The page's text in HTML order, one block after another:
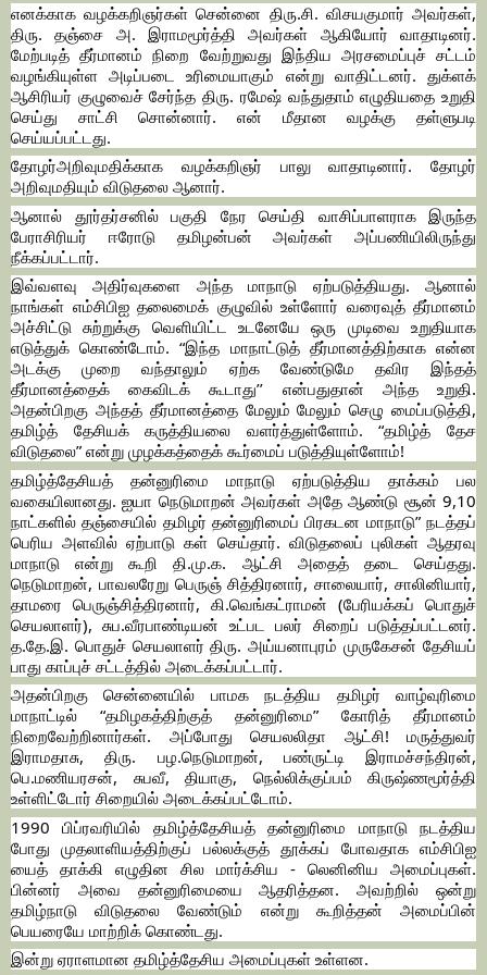
எனக்காக வழக்கறிஞர்கள் சென்னை திரு.சி. விசயகுமார் அவர்கள்,
திரு. தஞ்சை அ. இராமமூர்த்தி அவர்கள் ஆகியோர் வாதாடினர்.
மேற்படித் தீர்மானம் நிறை வேற்றுவது இந்திய அரசமைப்புச் சட்டம்
வழங்கியுள்ள அடிப்படை உரிமையாகும் என்று வாதிட்டனர். துக்ளக்
ஆசிரியர் குழுவைச் சேர்ந்த திரு. ரமேஷ் வந்துதாம் எழுதியதை உறுதி
செய்து சாட்சி சொன்னார். என் மீதான வழக்கு தள்ளுபடி
செய்யப்பட்டது.
தோழர்அறிவுமதிக்காக வழக்கறிஞர் பாலு வாதாடினார். தோழர்
அறிவுமதியும் விடுதலை ஆனார்.
ஆனால் தூர்தர்சனில் பகுதி நேர செய்தி வாசிப்பாளராக இருந்த
பேராசிரியர் ஈரோடு தமிழன்பன் அவர்கள் அப்பணியிலிருந்து
நீக்கப்பட்டார்.
இவ்வளவு அதிர்வுகளை அந்த மாநாடு ஏற்படுத்தியது. ஆனால்
நாங்கள் எம்சிபிஐ தலைமைக் குழுவில் உள்ளோர் வரைவுத் தீர்மானம்
அச்சிட்டு சுற்றுக்கு வெளியிட்ட உடனேயே ஒரு முடிவை உறுதியாக
எடுத்துக் கொண்டோம். “இந்த மாநாட்டுத் தீர்மானத்திற்காக என்ன
அடக்கு முறை வந்தாலும் ஏற்க வேண்டுமே தவிர இந்தத்
தீர்மானத்தைக் கைவிடக் கூடாது’’ என்பதுதான் அந்த உறுதி.
அதன்பிறகு அந்தத் தீர்மானத்தை மேலும் மேலும் செழு மைப்படுத்தி,
தமிழ்த் தேசியக் கருத்தியலை வளர்த்துள்ளோம். “தமிழ்த் தேச
விடுதலை” என்று முழக்கத்தைக் கூர்மைப் படுத்தியுள்ளோம்!
தமிழ்த்தேசியத் தன்னுரிமை மாநாடு ஏற்படுத்திய தாக்கம் பல
வகையிலானது. ஐயா நெடுமாறன் அவர்கள் அதே ஆண்டு சூன் 9,10
நாட்களில் தஞ்சையில் தமிழர் தன்னுரிமைப் பிரகடன மாநாடு” நடத்தப்
பெரிய அளவில் ஏற்பாடு கள் செய்தார். விடுதலைப் புலிகள் ஆதரவு
மாநாடு என்று கூறி தி.மு.க. ஆட்சி அதைத் தடை செய்தது.
நெடுமாறன், பாவலரேறு பெருஞ் சித்திரனார், சாலையார், சாலினியார்,
தாமரை பெருஞ்சித்திரனார், கி.வெங்கட்ராமன் (பேரியக்கப் பொதுச்
செயலாளர்), சுப.வீரபாண்டியன் உட்பட பலர் சிறைப் படுத்தப்பட்டனர்.
த.தே.இ. பொதுச் செயலாளர் திரு. அய்யனாபுரம் முருகேசன் தேசியப்
பாது காப்புச் சட்டத்தில் அடைக்கப்பட்டார்.
அதன்பிறகு சென்னையில் பாமக நடத்திய தமிழர் வாழ்வுரிமை
மாநாட்டில் “தமிழகத்திற்குத் தன்னுரிமை” கோரித் தீர்மானம்
நிறைவேற்றினார்கள். அப்போது செயலலிதா ஆட்சி! மருத்துவர்
இராமதாசு, திரு. பழ.நெடுமாறன், பண்ருட்டி இராமச்சந்திரன்,
பெ.மணியரசன், சுபவீ, தியாகு, நெல்லிக்குப்பம் கிருஷ்ணமூர்த்தி
உள்ளிட்டோர் சிறையில் அடைக்கப்பட்டோம்.
1990 பிப்ரவரியில் தமிழ்த்தேசியத் தன்னுரிமை மாநாடு நடத்திய
போது முதலாளியத்திற்குப் பல்லக்குத் தூக்கப் போவதாக எம்சிபிஐ
யைத் தாக்கி எழுதின சில மார்க்சிய - லெனினிய அமைப்புகள்.
பின்னர் அவை தன்னுரிமையை ஆதரித்தன. அவற்றில் ஒன்று
தமிழ்நாடு விடுதலை வேண்டும் என்று கூறித்தன் அமைப்பின்
பெயரையே மாற்றிக் கொண்டது.
இன்று ஏராளமான தமிழ்த்தேசிய அமைப்புகள் உள்ளன.